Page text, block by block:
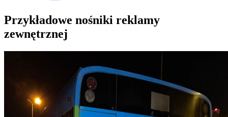
Przykładowe nośniki reklamy
zewnętrznej